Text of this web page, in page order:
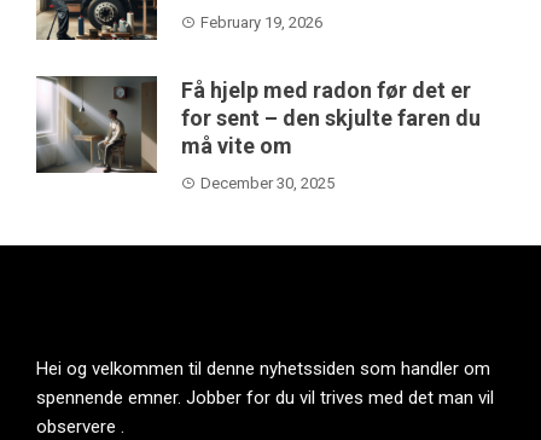
February 19, 2026
Få hjelp med radon før det er
for sent – den skjulte faren du
må vite om
December 30, 2025
Hei og velkommen til denne nyhetssiden som handler om
spennende emner. Jobber for du vil trives med det man vil
observere .